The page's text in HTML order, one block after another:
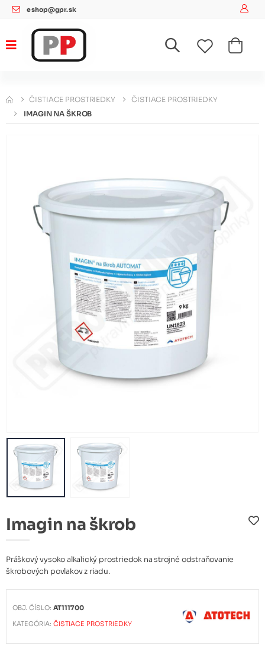
eshop@gpr.sk
ČISTIACE PROSTRIEDKY
ČISTIACE PROSTRIEDKY
IMAGIN NA ŠKROB
Imagin na škrob
Práškový vysoko alkalický prostriedok na strojné odstraňovanie
škrobových povlakov z riadu.
OBJ. ČÍSLO:AT111700
KATEGÓRIA:ČISTIACE PROSTRIEDKY